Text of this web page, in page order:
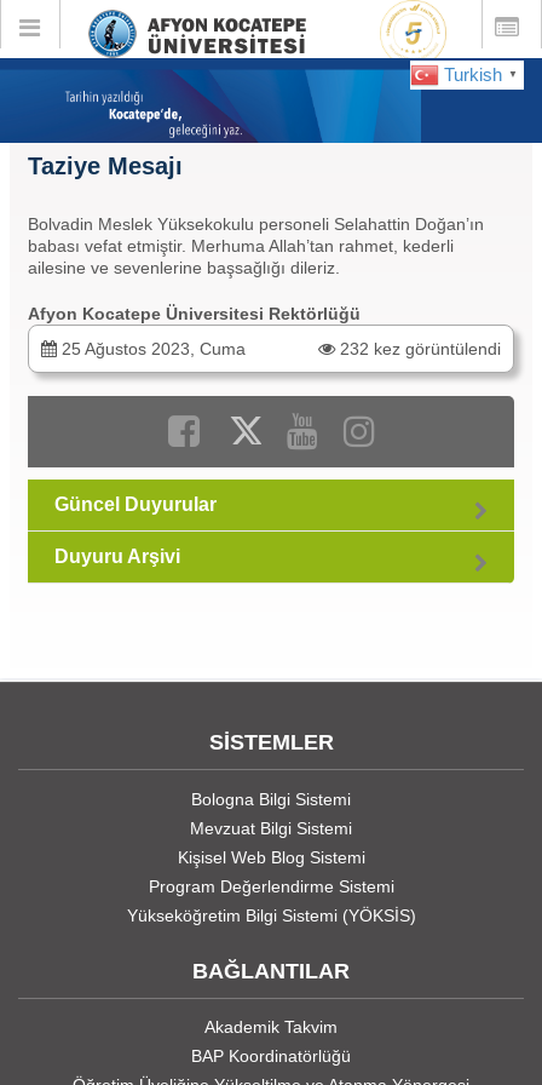
Toggle
global
Toggle
Turkish ▼
Taziye Mesajı
Bolvadin Meslek Yüksekokulu personeli Selahattin Doğan’ın
babası vefat etmiştir. Merhuma Allah’tan rahmet, kederli
ailesine ve sevenlerine başsağlığı dileriz.
Afyon Kocatepe Üniversitesi Rektörlüğü
25 Ağustos 2023, Cuma
232 kez görüntülendi
Güncel Duyurular
Duyuru Arşivi
SİSTEMLER
Bologna Bilgi Sistemi
Mevzuat Bilgi Sistemi
Kişisel Web Blog Sistemi
Program Değerlendirme Sistemi
Yükseköğretim Bilgi Sistemi (YÖKSİS)
BAĞLANTILAR
Akademik Takvim
BAP Koordinatörlüğü